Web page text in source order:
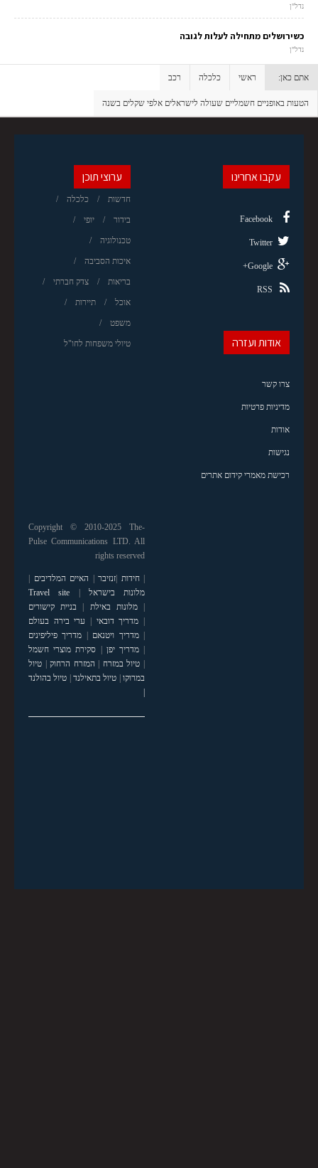
נדל"ן
כשירושלים מתחילה לעלות לגובה
נדל"ן
אתם כאן: ראשי כלכלה רכב
הטעות באופניים חשמליים שעולה לישראלים אלפי שקלים בשנה
ערוצי תוכן
חדשות כלכלה
בידור יופי
טכנולוגיה
איכות הסביבה
בריאות צדק חברתי
אוכל תיירות
משפט
טיולי משפחות לחו"ל
עקבו אחרינו
Facebook
Twitter
Google+
RSS
אודות ועזרה
צרו קשר
מדיניות פרטיות
אודות
נגישות
רכישת מאמרי קידום אתרים
Copyright © 2010-2025 The-
Pulse Communications LTD. All
rights reserved
|חידות זנזיבר האיים המלדיבים
מלונות בישראל
Travel site
|מלונות באילת
בניית קישורים
מדריך דובאי
ערי בירה בעולם
|מדריך ויטנאם
מדריך פיליפינים
|מדריך יפן
סקירת מוצרי חשמל
טיול במזרח המזרח הרחוק| טיול
במרוקו| טיול בתאילנד| טיול בהולנד